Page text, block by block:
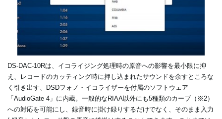
DS-DAC-10Rは、イコライジング処理時の原音への影響を最小限に抑
え、レコードのカッティング時に押し込まれたサウンドを余すところな
く引き出す、DSDフォノ・イコライザーを付属のソフトウェア
「AudioGate 4」に内蔵。一般的なRIAA以外にも5種類のカーブ（※2）
への対応を可能にし、録音時に掛け録りするだけでなく、そのまま入力